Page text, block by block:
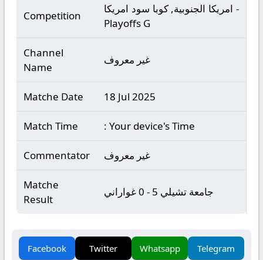
Competition
امريكا الجنوبية, كوبا سود امريكا -
Playoffs G
Channel
Name
غير معروف
Matche Date 18 Jul 2025
Match Time : Your device's Time
Commentator غير معروف
Matche
Result
جامعة تشيلي 5 - 0 غواراني
Facebook Twitter Whatsapp Telegram